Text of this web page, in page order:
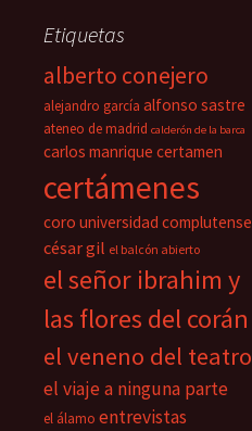
Etiquetas
alberto conejero
alejandro garcía alfonso sastre
ateneo de madrid calderón de la barca
carlos manrique certamen
certámenes
coro universidad complutense
césar gil el balcón abierto
el señor ibrahim y
las flores del corán
el veneno del teatro
el viaje a ninguna parte
el álamo entrevistas